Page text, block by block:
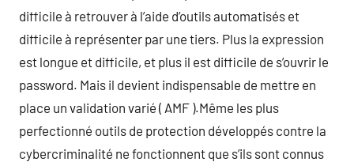
difficile à retrouver à l’aide d’outils automatisés et
difficile à représenter par une tiers. Plus la expression
est longue et difficile, et plus il est difficile de s’ouvrir le
password. Mais il devient indispensable de mettre en
place un validation varié ( AMF ).Même les plus
perfectionné outils de protection développés contre la
cybercriminalité ne fonctionnent que s’ils sont connus